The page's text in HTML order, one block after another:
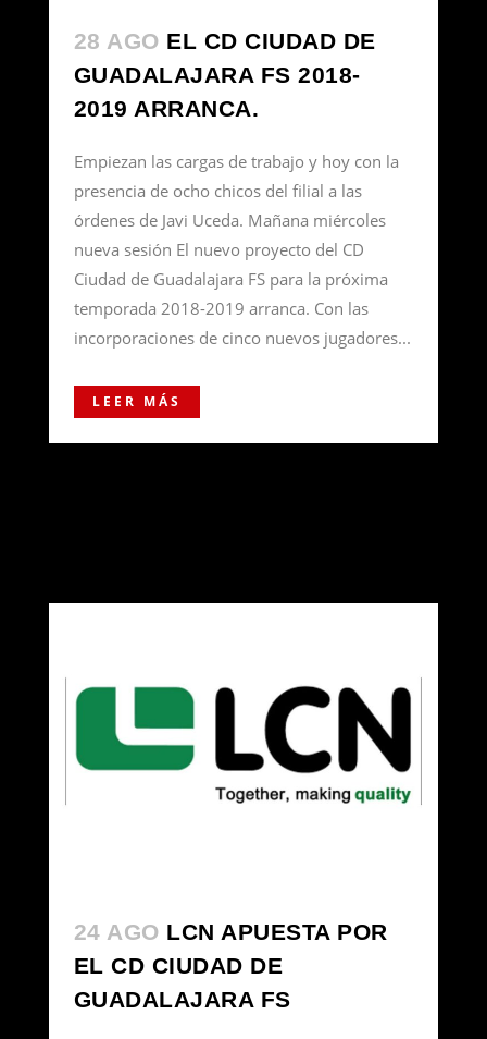
28 AGO EL CD CIUDAD DE
GUADALAJARA FS 2018-
2019 ARRANCA.
Empiezan las cargas de trabajo y hoy con la
presencia de ocho chicos del filial a las
órdenes de Javi Uceda. Mañana miércoles
nueva sesión El nuevo proyecto del CD
Ciudad de Guadalajara FS para la próxima
temporada 2018-2019 arranca. Con las
incorporaciones de cinco nuevos jugadores...
LEER MÁS
24 AGO LCN APUESTA POR
EL CD CIUDAD DE
GUADALAJARA FS